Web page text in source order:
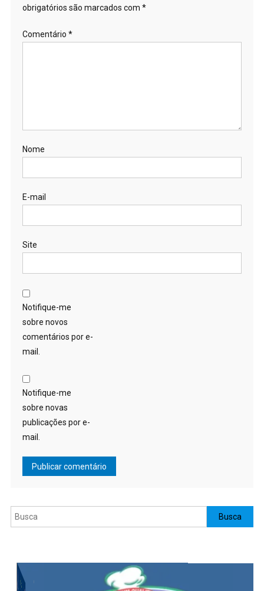
obrigatórios são marcados com *
Comentário *
Nome
E-mail
Site
Notifique-me
sobre novos
comentários por e-
mail.
Notifique-me
sobre novas
publicações por e-
mail.
Pesquisar Busca